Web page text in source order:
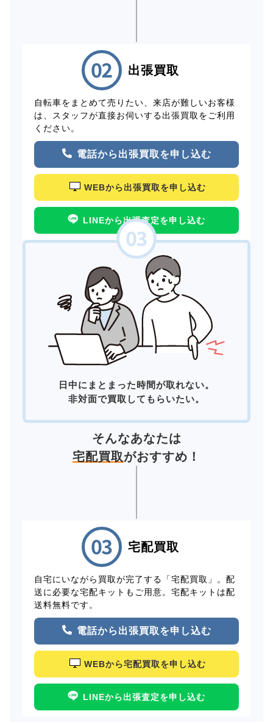
出張買取
自転車をまとめて売りたい、来店が難しいお客様
は、スタッフが直接お伺いする出張買取をご利用
ください。
電話から出張買取を申し込む
WEBから出張買取を申し込む
LINEから出張査定を申し込む
日中にまとまった時間が取れない。
非対面で買取してもらいたい。
そんなあなたは
宅配買取がおすすめ！
宅配買取
自宅にいながら買取が完了する「宅配買取」。配
送に必要な宅配キットもご用意。宅配キットは配
送料無料です。
電話から出張買取を申し込む
WEBから宅配買取を申し込む
LINEから出張査定を申し込む